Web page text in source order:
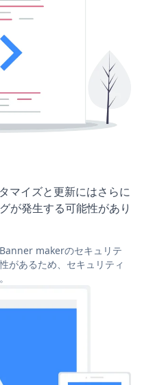
マイズと更新にはさらに
が発生する可能性があり
makerのセキュリテ
があるため、セキュリティ